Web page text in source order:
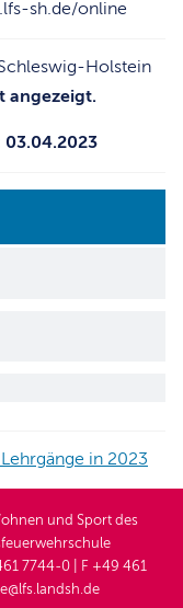
sh.de/online
Holstein
angezeigt.
in 2023
und Sport des
7744-0 | F +49 461